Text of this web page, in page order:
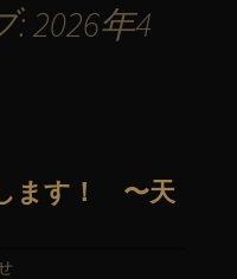
2026年4
ます！ 〜天